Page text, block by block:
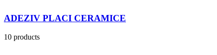
ADEZIV PLACI CERAMICE
10 products